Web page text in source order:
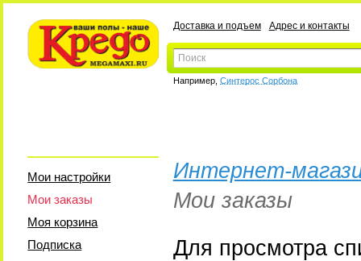
Доставка и подъем Адрес и контакты
Например, Синтерос Сорбона
Мои настройки
Мои заказы
Моя корзина
Подписка
Интернет-
Мои заказы
Для просмотра